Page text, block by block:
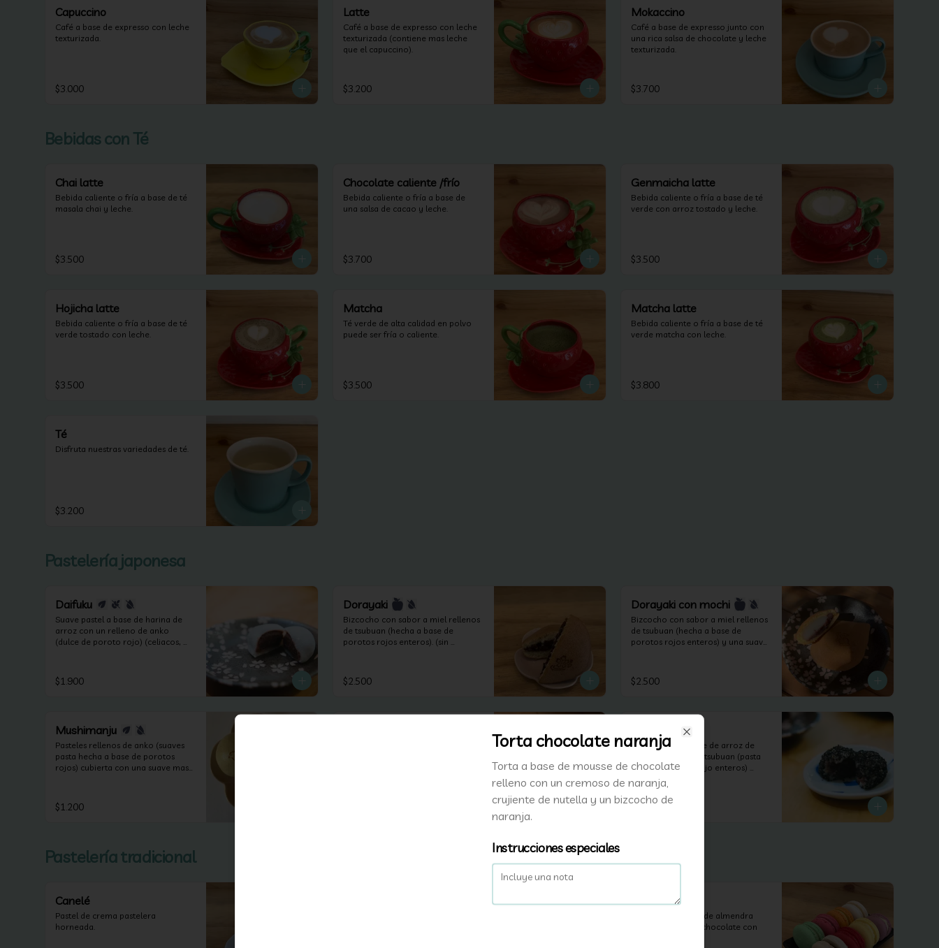
Capuccino
Café a base de expresso con leche
texturizada.
$3.000
Latte
Café a base de expresso con leche
texturizada (contiene mas leche
que el capuccino).
$3.200
Mokaccino
Café a base de expresso junto con
una rica salsa de chocolate y leche
texturizada.
$3.700
Bebidas con Té
Chai latte
Bebida caliente o fría a base de té
masala chai y leche.
$3.500
Chocolate caliente /frío
Bebida caliente o fría a base de
una salsa de cacao y leche.
$3.700
Genmaicha latte
Bebida caliente o fría a base de té
verde con arroz tostado y leche.
$3.500
Hojicha latte
Bebida caliente o fría a base de té
verde tostado con leche.
$3.500
Matcha
Té verde de alta calidad en polvo
puede ser fría o caliente.
$3.500
Matcha latte
Bebida caliente o fría a base de té
verde matcha con leche.
$3.800
Té
Disfruta nuestras variedades de té.
$3.200
Pastelería japonesa
Daifuku
Suave pastel a base de harina de
arroz con un relleno de anko
(dulce de poroto rojo) (celiacos,
$1.900
Dorayaki
Bizcocho con sabor a miel rellenos
de tsubuan (hecha a base de
porotos rojos enteros). (sin
$2.500
Dorayaki con mochi
Bizcocho con sabor a miel rellenos
de tsubuan (hecha a base de
porotos rojos enteros) y una suave
$2.500
Mushimanju
Pasteles rellenos de anko (suaves
pasta hecha a base de porotos
rojos) cubierta con una suave masa
$1.200
Suave pastel a base de arroz de
mochi relleno con tsubuan (pasta
dulce de poroto rojo enteros)
(celiacos, veganos y sin lactosa).
$1.800
Pastelería tradicional
Canelé
Pastel de crema pastelera
horneada.
Macaron
Galletas de harina de almendra
con un relleno de chocolate con
Torta chocolate naranja
Torta a base de mousse de chocolate
relleno con un cremoso de naranja,
crujiente de nutella y un bizcocho de
naranja.
Instrucciones especiales
Close